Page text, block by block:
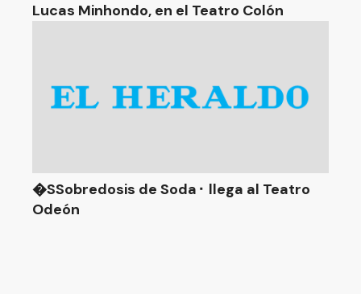
Lucas Minhondo, en el Teatro Colón
�SSobredosis de Soda⬝ llega al Teatro
Odeón